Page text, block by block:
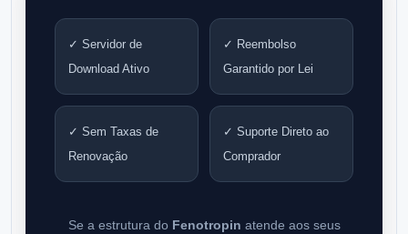
✓ Servidor de
Download Ativo
✓ Reembolso
Garantido por Lei
✓ Sem Taxas de
Renovação
✓ Suporte Direto ao
Comprador
Se a estrutura do Fenotropin atende aos seus